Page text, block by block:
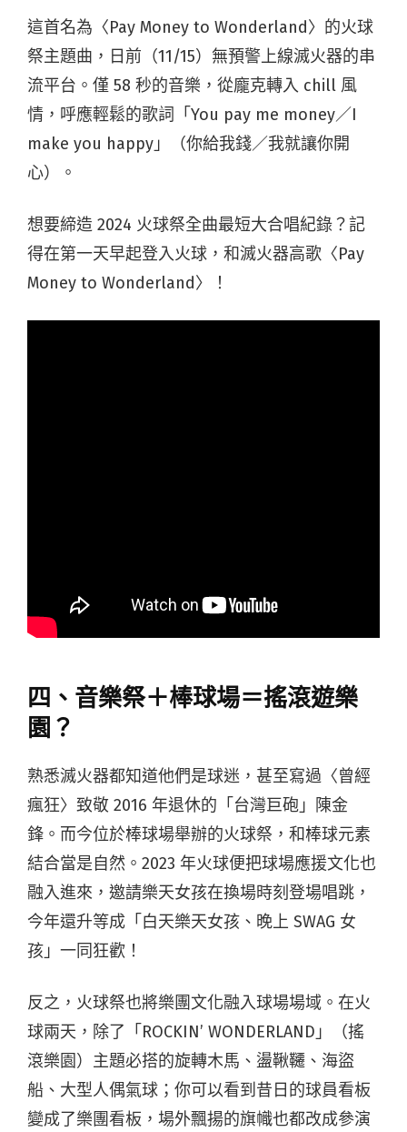
這首名為〈Pay Money to Wonderland〉的火球
祭主題曲，日前（11/15）無預警上線滅火器的串
流平台。僅 58 秒的音樂，從龐克轉入 chill 風
情，呼應輕鬆的歌詞「You pay me money／I
make you happy」（你給我錢／我就讓你開
心）。
想要締造 2024 火球祭全曲最短大合唱紀錄？記
得在第一天早起登入火球，和滅火器高歌〈Pay
Money to Wonderland〉！
四、音樂祭＋棒球場＝搖滾遊樂
園？
熟悉滅火器都知道他們是球迷，甚至寫過〈曾經
瘋狂〉致敬 2016 年退休的「台灣巨砲」陳金
鋒。而今位於棒球場舉辦的火球祭，和棒球元素
結合當是自然。2023 年火球便把球場應援文化也
融入進來，邀請樂天女孩在換場時刻登場唱跳，
今年還升等成「白天樂天女孩、晚上 SWAG 女
孩」一同狂歡！
反之，火球祭也將樂團文化融入球場場域。在火
球兩天，除了「ROCKIN’ WONDERLAND」（搖
滾樂園）主題必搭的旋轉木馬、盪鞦韆、海盜
船、大型人偶氣球；你可以看到昔日的球員看板
變成了樂團看板，場外飄揚的旗幟也都改成參演